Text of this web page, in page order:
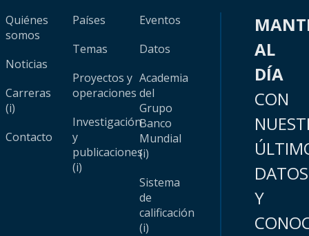
Quiénes
somos
Noticias
Carreras
(i)
Contacto
Países
Temas
Proyectos y
operaciones
Investigación
y
publicaciones
(i)
Eventos
Datos
Academia
del
Grupo
Banco
Mundial
(i)
Sistema
de
calificación
(i)
AL
DÍA
CON
DATOS
Y